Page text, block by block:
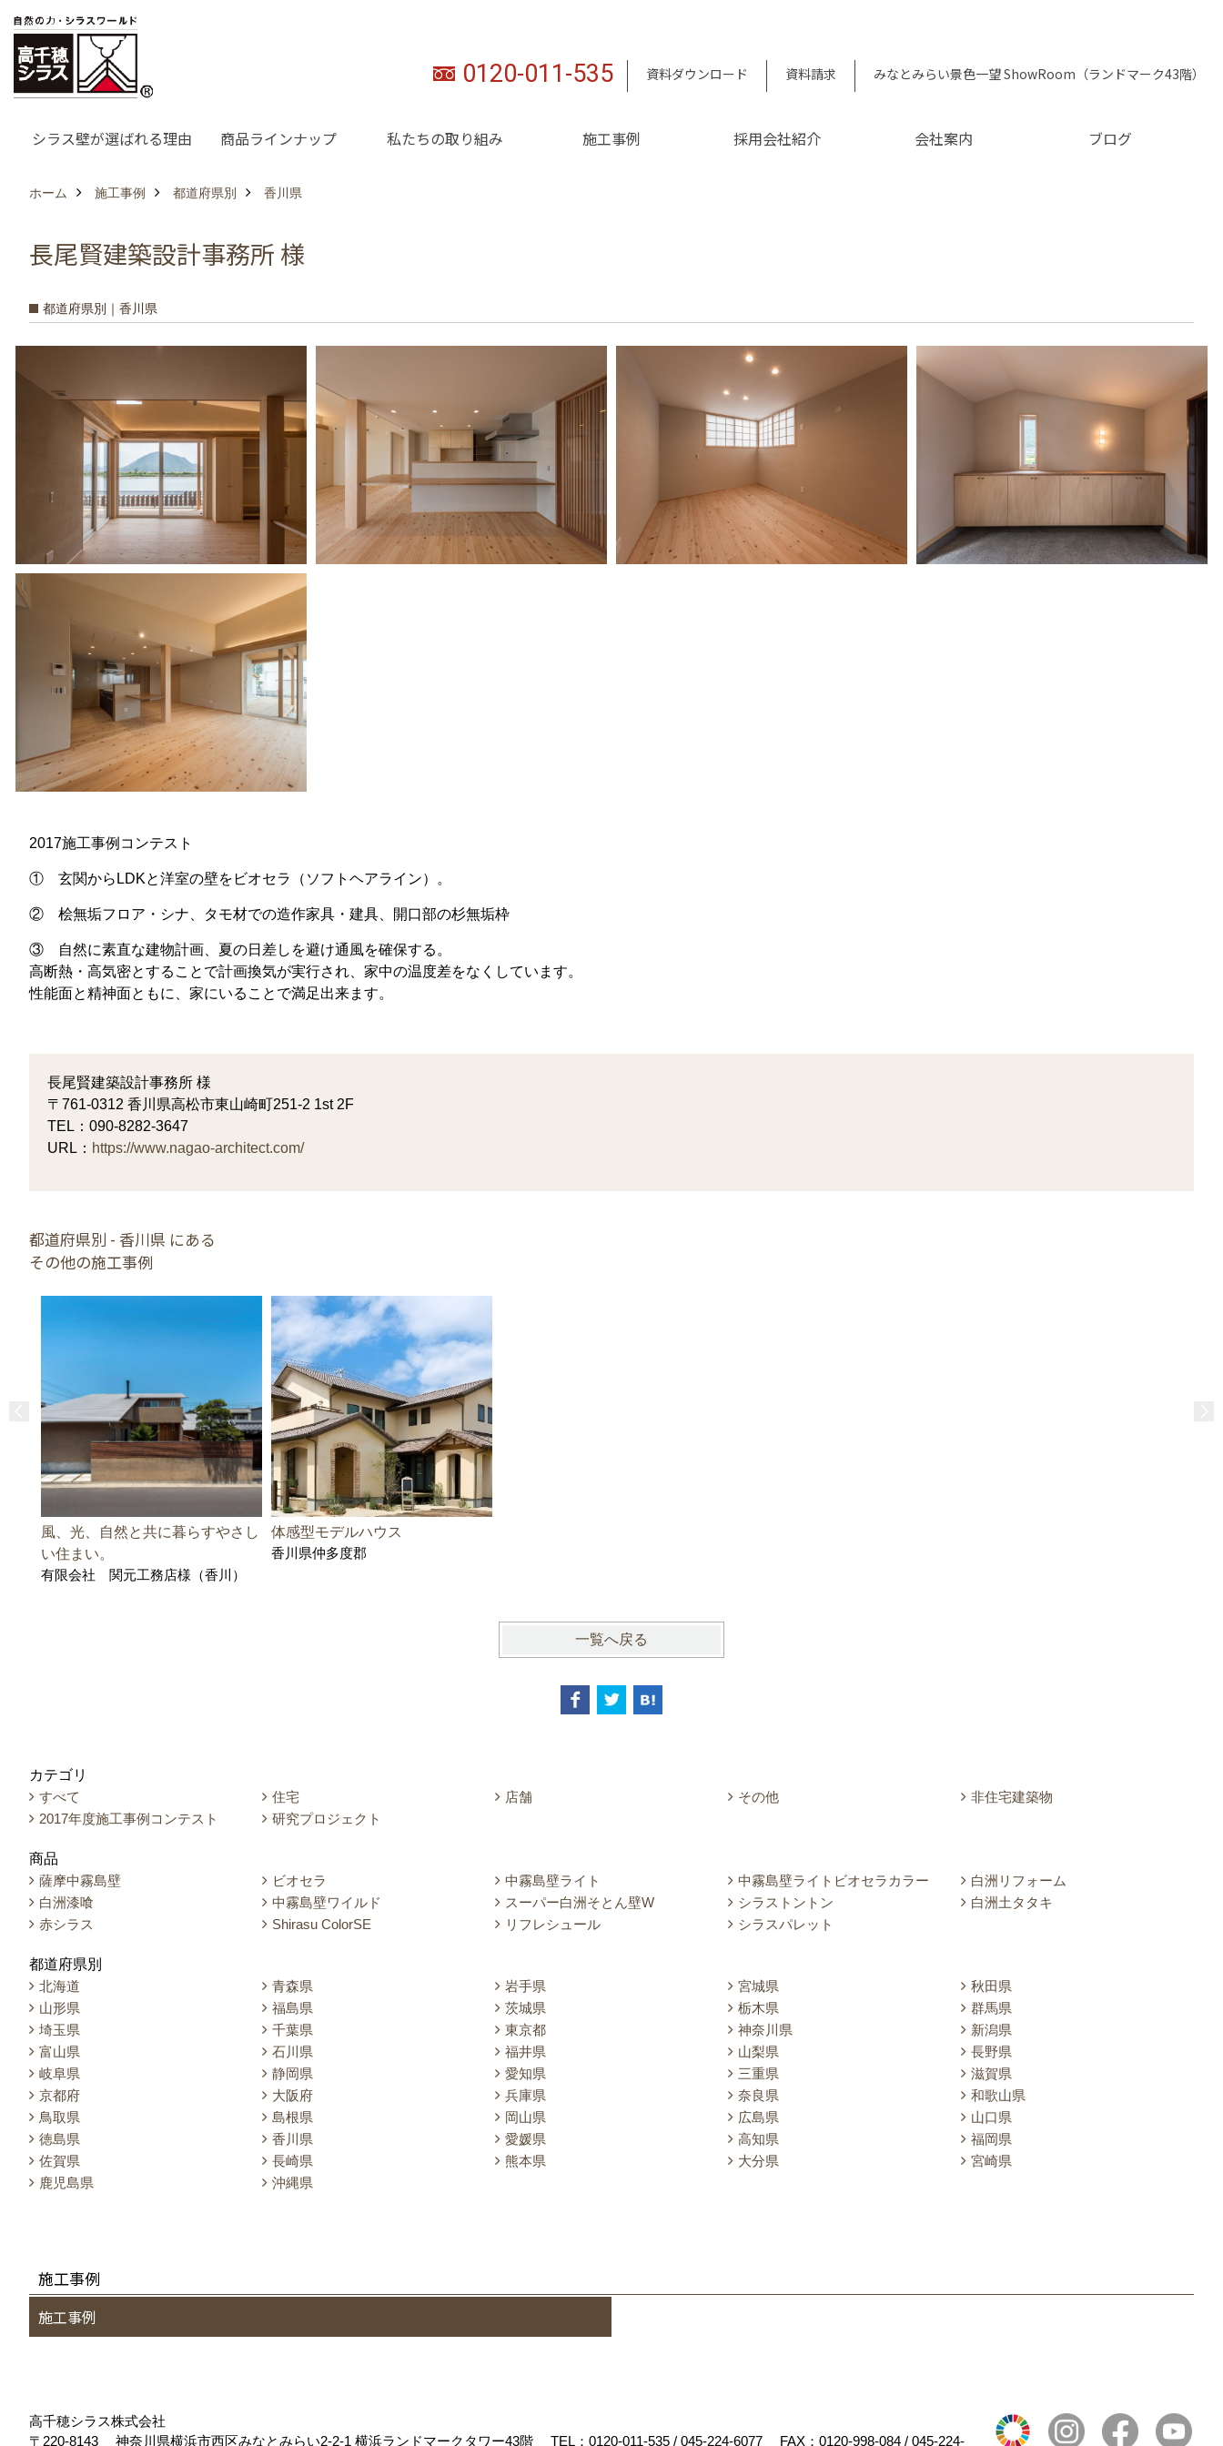
0120-011-535 資料ダウンロード 資料請求 みなとみらい景色一望 ShowRoom（ランドマーク43階）
シラス壁が選ばれる理由 商品ラインナップ 私たちの取り組み 施工事例 採用会社紹介 会社案内 ブログ
ホーム 施工事例 都道府県別 香川県
長尾賢建築設計事務所 様
都道府県別｜香川県
2017施工事例コンテスト
① 玄関からLDKと洋室の壁をビオセラ（ソフトヘアライン）。
② 桧無垢フロア・シナ、タモ材での造作家具・建具、開口部の杉無垢枠
③ 自然に素直な建物計画、夏の日差しを避け通風を確保する。
高断熱・高気密とすることで計画換気が実行され、家中の温度差をなくしています。
性能面と精神面ともに、家にいることで満足出来ます。
長尾賢建築設計事務所 様
〒761-0312 香川県高松市東山崎町251-2 1st 2F
TEL：090-8282-3647
URL： https://www.nagao-architect.com/
都道府県別 - 香川県 にある
その他の施工事例
風、光、自然と共に暮らすやさし
い住まい。
有限会社 関元工務店様（香川）
体感型モデルハウス
香川県仲多度郡
一覧へ戻る
カテゴリ
すべて
住宅 店舗 その他
非住宅建築物
2017年度施工事例コンテスト
研究プロジェクト
商品
薩摩中霧島壁
ビオセラ 中霧島壁ライト 中霧島壁ライトビオセラカラー
白洲リフォーム
白洲漆喰
中霧島壁ワイルド スーパー白洲そとん壁W シラストントン
白洲土タタキ
赤シラス
Shirasu ColorSE リフレシュール シラスパレット
都道府県別
北海道
青森県 岩手県 宮城県
秋田県
山形県
福島県 茨城県 栃木県
群馬県
埼玉県
千葉県 東京都 神奈川県
新潟県
富山県
石川県 福井県 山梨県
長野県
岐阜県
静岡県 愛知県 三重県
滋賀県
京都府
大阪府 兵庫県 奈良県
和歌山県
鳥取県
島根県 岡山県 広島県
山口県
徳島県
香川県 愛媛県 高知県
福岡県
佐賀県
長崎県 熊本県 大分県
宮崎県
鹿児島県
沖縄県
施工事例
施工事例
高千穂シラス株式会社
〒220-8143
神奈川県横浜市西区みなとみらい2‐2‐1 横浜ランドマークタワー43階 TEL： 0120-011-535 / 045-224-6077 FAX：0120-998-084 / 045-224-